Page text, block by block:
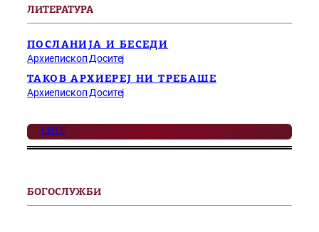
ЛИТЕРАТУРА
ПОСЛАНИЈА И БЕСЕДИ
Архиепископ Доситеј
ТАКОВ АРХИЕРЕЈ НИ ТРЕБАШЕ
Архиепископ Доситеј
СИТЕ
БОГОСЛУЖБИ